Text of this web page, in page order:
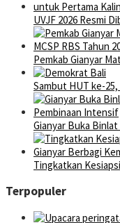
UVJF 2026 Resmi
Pemkab Gianyar
Sambut HUT ke-
Gianyar Buka
Tingkatkan
Terpopuler